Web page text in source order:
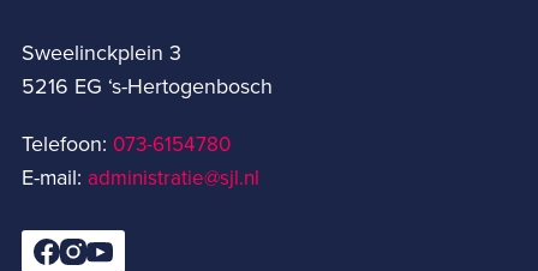
Sweelinckplein 3
5216 EG ‘s-Hertogenbosch
Telefoon: 073-6154780­
E-mail: administratie@sjl.nl